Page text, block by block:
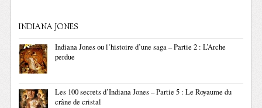
INDIANA JONES
Indiana Jones ou l’histoire d’une saga – Partie 2 : L’Arche
perdue
Les 100 secrets d’Indiana Jones – Partie 5 : Le Royaume du
crâne de cristal